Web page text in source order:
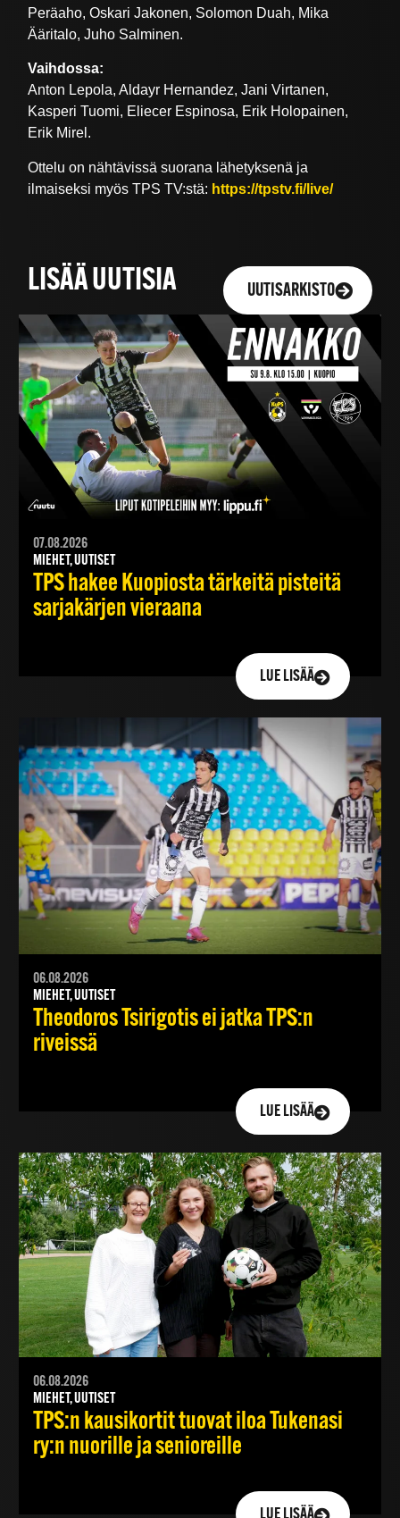
Peräaho, Oskari Jakonen, Solomon Duah, Mika
Ääritalo, Juho Salminen.
Vaihdossa:
Anton Lepola, Aldayr Hernandez, Jani Virtanen,
Kasperi Tuomi, Eliecer Espinosa, Erik Holopainen,
Erik Mirel.
Ottelu on nähtävissä suorana lähetyksenä ja
ilmaiseksi myös TPS TV:stä: https://tpstv.fi/live/
LISÄÄ UUTISIA UUTISARKISTO
07.08.2026
MIEHET, UUTISET
TPS hakee Kuopiosta tärkeitä pisteitä
sarjakärjen vieraana
LUE LISÄÄ
06.08.2026
MIEHET, UUTISET
Theodoros Tsirigotis ei jatka TPS:n
riveissä
LUE LISÄÄ
06.08.2026
MIEHET, UUTISET
TPS:n kausikortit tuovat iloa Tukenasi
ry:n nuorille ja senioreille